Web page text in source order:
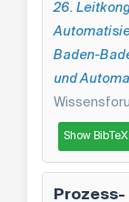
26.
Baden-
und
Show BibTeX
Prozess-